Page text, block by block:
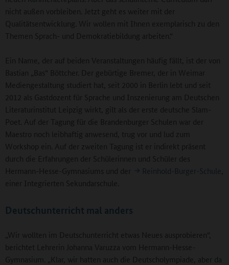
nicht außen vorbleiben. Jetzt geht es weiter mit der
Qualitätsentwicklung. Wir wollen mit Ihnen exemplarisch zu den
Themen Sprach- und Demokratiebildung arbeiten.“
Ein Name, der auf beiden Veranstaltungen häufig fällt, ist der von
Bastian „Bas“ Böttcher. Der gebürtige Bremer, der in Weimar
Mediengestaltung studiert hat, seit 2000 in Berlin lebt und seit
2012 als Gastdozent für Sprache und Inszenierung am Deutschen
Literaturinstitut Leipzig wirkt, gilt als der erste deutsche Slam-
Poet. Auf der Tagung für die Brandenburger Schulen war der
Maestro noch leibhaftig anwesend, trug vor und lud zum
Workshop ein. Auf der zweiten Tagung ist er indirekt präsent
durch die Erfahrungen der Schülerinnen und Schüler des
Hermann-Hesse-Gymnasiums und der
Reinhold-Burger-Schule
einer Integrierten Sekundarschule.
Deutschunterricht mal anders
„Wir wollten im Deutschunterricht etwas Neues ausprobieren“,
berichtet Lehrerin Johanna Varuzza vom Hermann-Hesse-
Gymnasium. „Klar, wir hatten auch die Deutscholympiade, aber da